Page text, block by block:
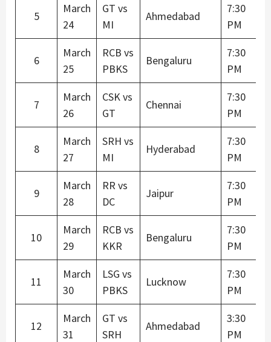
5
March
24
GT vs
MI
Ahmedabad
7:30
PM
6
March
25
RCB vs
PBKS
Bengaluru
7:30
PM
7
March
26
CSK vs
GT
Chennai
7:30
PM
8
March
27
SRH vs
MI
Hyderabad
7:30
PM
9
March
28
RR vs
DC
Jaipur
7:30
PM
10
March
29
RCB vs
KKR
Bengaluru
7:30
PM
11
March
30
LSG vs
PBKS
Lucknow
7:30
PM
12
March
31
GT vs
SRH
Ahmedabad
3:30
PM